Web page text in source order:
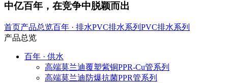
中亿百年，在竞争中脱颖而出
首页产品总览百年 · 排水PVC排水系列 PVC排水系列
产品总览
百年 · 供水
高端莫兰迪覆塑紫铜PPR-Cu管系列
高端莫兰迪防爆抗菌PPR管系列